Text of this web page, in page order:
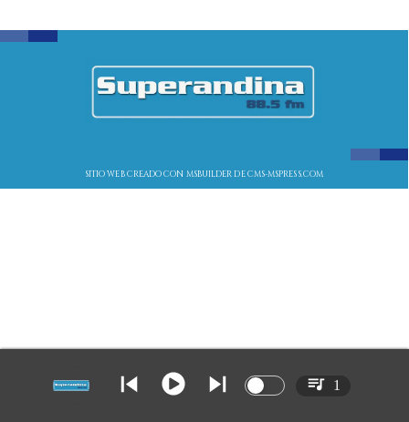
SITIO WEB CREADO CON MSBUILDER DE CMS-MSPRESS.COM
1